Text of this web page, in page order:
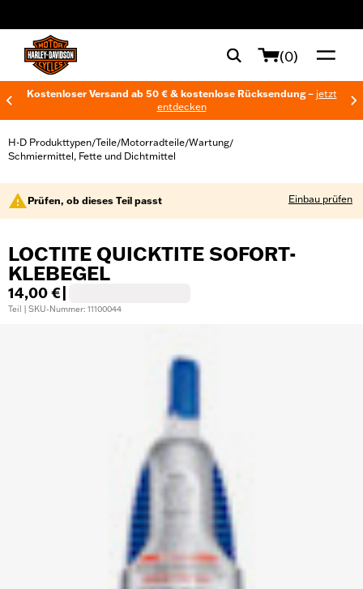
(0)
Kostenloser Versand ab 50 € & kostenlose Rücksendung – jetzt
entdecken
H-D Produkttypen/Teile/Motorradteile/Wartung/
Schmiermittel, Fette und Dichtmittel
Prüfen, ob dieses Teil passt Einbau prüfen
LOCTITE QUICKTITE SOFORT-
KLEBEGEL
14,00 €
Teil | SKU-Nummer: 11100044